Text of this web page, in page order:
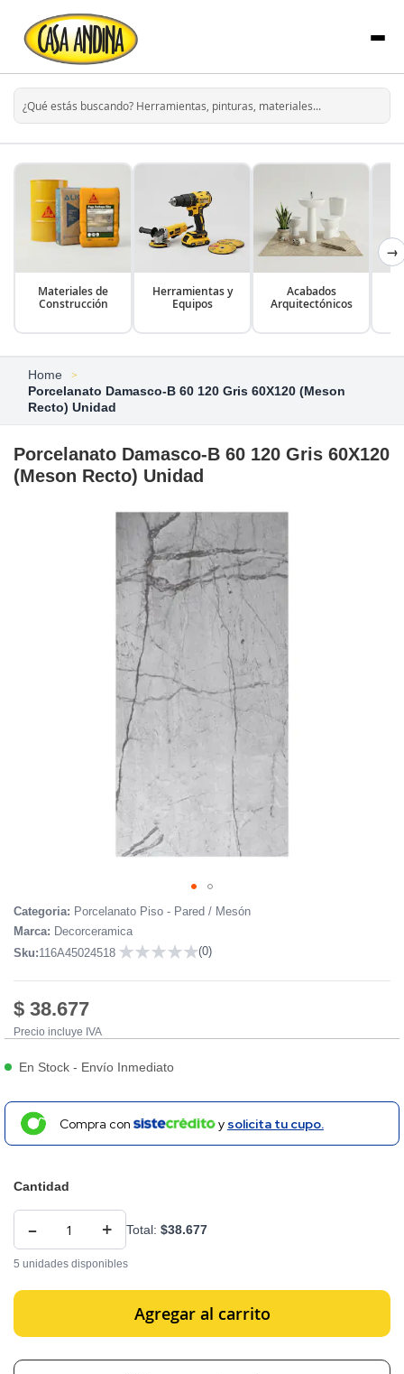
Materiales de
Construcción
Herramientas y
Equipos
Acabados
Arquitectónicos
→
Home
Porcelanato Damasco-B 60 120 Gris 60X120 (Meson
Recto) Unidad
Skip
to
of
the
images
gallery
Porcelanato Damasco-B 60 120 Gris 60X120
(Meson Recto) Unidad
Categoria: Porcelanato Piso - Pared / Mesón
Marca: Decorceramica
Sku:116A45024518
(0)
$ 38.677
Precio incluye IVA
En Stock - Envío Inmediato
Compra con y solicita tu cupo.
Cantidad
– + Total: $38.677
5 unidades disponibles
Agregar al carrito